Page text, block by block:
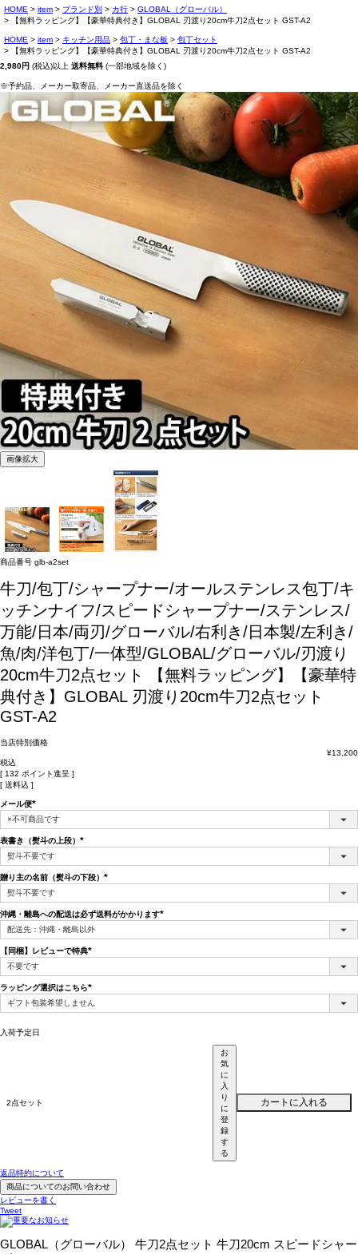
HOME item ブランド別 カ行
GLOBAL（グローバル）
【無料ラッピング】【豪華特典付き】GLOBAL 刃渡り20cm牛刀2点セット GST-A2
HOME item キッチン用品 包丁・まな板
包丁セット
【無料ラッピング】【豪華特典付き】GLOBAL 刃渡り20cm牛刀2点セット GST-A2
2,980円 (税込)以上 送料無料 (一部地域を除く)
※予約品、メーカー取寄品、メーカー直送品を除く
画像拡大
商品番号 glb-a2set
牛刀/包丁/シャープナー/オールステンレス包丁/キ
ッチンナイフ/スピードシャープナー/ステンレス/
万能/日本/両刃/グローバル/右利き/日本製/左利き/
魚/肉/洋包丁/一体型/GLOBAL/グローバル/刃渡り
20cm牛刀2点セット
【無料ラッピング】【豪華特
典付き】GLOBAL 刃渡り20cm牛刀2点セット
GST-A2
当店特別価格
¥13,200
税込
[ 132 ポイント進呈 ]
送料込
メール便
(必
須)
表書き（熨斗の上段）
贈り主の名前（熨斗の下段）
沖縄・離島への配送は必ず送料がかかります
【同梱】レビューで特典
ラッピング選択はこちら
(必
入荷予定日
2点セット
お
気
に
入
り
に
登
録
す
る
カートに入れる
返品特約について
商品についてのお問い合わせ
レビューを書く
Tweet
GLOBAL（グローバル） 牛刀2点セット 牛刀20cm スピードシャー